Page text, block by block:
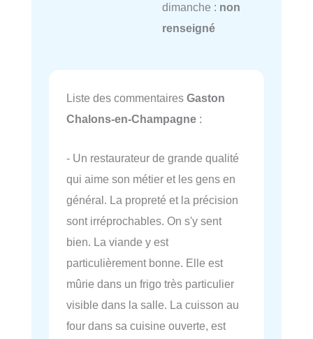
dimanche : non
renseigné
Liste des commentaires Gaston
Chalons-en-Champagne :
- Un restaurateur de grande qualité
qui aime son métier et les gens en
général. La propreté et la précision
sont irréprochables. On s'y sent
bien. La viande y est
particulièrement bonne. Elle est
mûrie dans un frigo très particulier
visible dans la salle. La cuisson au
four dans sa cuisine ouverte, est